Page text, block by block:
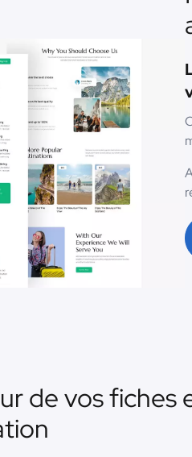
de vos fiches